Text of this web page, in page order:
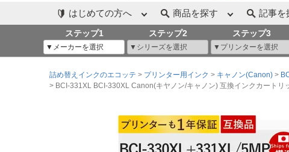
はじめての方へ 商品を探す 記事を
ステップ1 ステップ2 ステップ3
詰め替えインクのエコッテ プリンター用インク キャノン(Canon)
BCI-331XL BCI-330XL Canon(キヤノン/キャノン) 互換インクカート